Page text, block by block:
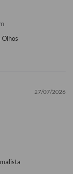
27/07/2026